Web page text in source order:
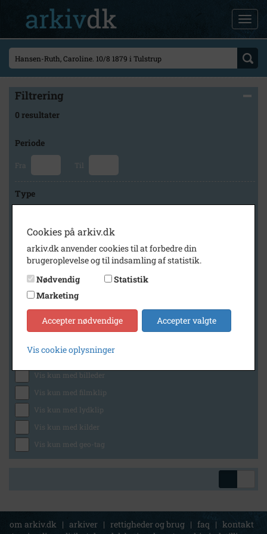
Filtrering
0 resultater
Periode
Fra Til
Type
Arkiv
Lokalarkivet Alsønderup -Tjæreby
Generelt
Vis kun med billeder
Vis kun med filmklip
Vis kun med lydklip
Vis kun med kilder
Vis kun med geo-tag
om arkiv.dk | arkiver | rettigheder og brug | faq | kontakt
Cookies på arkiv.dk
arkiv.dk anvender cookies til at forbedre din
brugeroplevelse og til indsamling af statistik.
Nødvendig
Statistik
Marketing
Accepter nødvendige Accepter valgte
Vis cookie oplysninger